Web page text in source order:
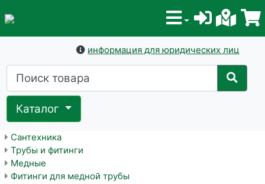
информация для юридических лиц
Каталог
Сантехника
Трубы и фитинги
Медные
Фитинги для медной трубы